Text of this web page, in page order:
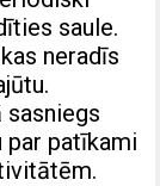
saule.
neradīs
par patīkami